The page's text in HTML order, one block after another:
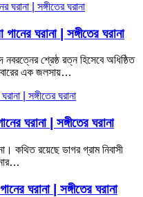
ঘরানা | সঙ্গীতের ঘরানা
নবরত্নের শ্রেষ্ঠ রত্ন হিসেবে অধিষ্ঠিত
এক জলসায়…
ঘরানা | সঙ্গীতের ঘরানা
কথিত রয়েছে ডাগর গ্রাম নিবাসী
ঘরানা | সঙ্গীতের ঘরানা